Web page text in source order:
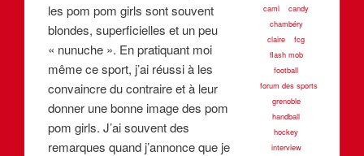
les pom pom girls sont souvent
blondes, superficielles et un peu
« nunuche ». En pratiquant moi
même ce sport, j’ai réussi à les
convaincre du contraire et à leur
donner une bonne image des pom
pom girls. J’ai souvent des
remarques quand j’annonce que je
cami
candy
chambéry
claire
fcg
flash mob
football
forum des sports
grenoble
handball
hockey
interview